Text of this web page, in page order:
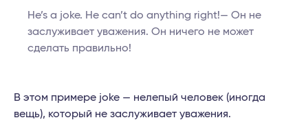
He’s a joke. He can’t do anything right!— Он не
заслуживает уважения. Он ничего не может
сделать правильно!
В этом примере joke — нелепый человек (иногда
вещь), который не заслуживает уважения.